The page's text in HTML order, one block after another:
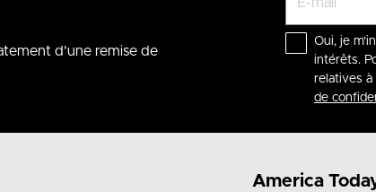
d'une remise de
Oui, je
intérêts.
relatives à
de
America